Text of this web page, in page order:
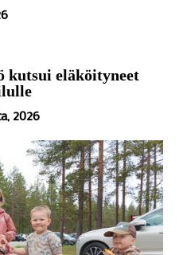
kutsui eläköityneet
2026